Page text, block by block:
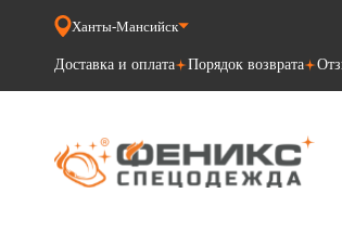
Ханты-Мансийск
Доставка и оплата Порядок возврата